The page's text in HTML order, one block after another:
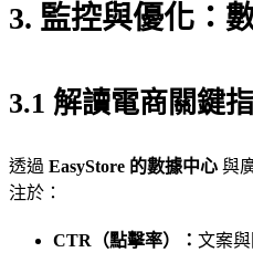
3. 監控與優化：
3.1 解讀電商關鍵
透過 EasyStore 的數據中心 與
注於：
CTR（點擊率）： 文案